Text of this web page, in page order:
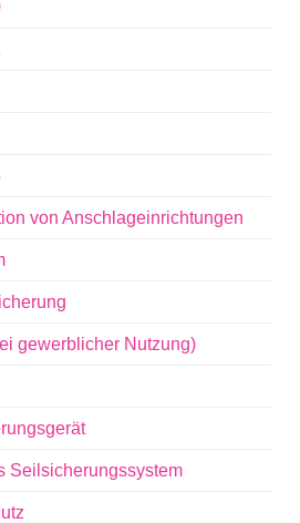
von Anschlageinrichtungen
gewerblicher Nutzung)
Seilsicherungssystem